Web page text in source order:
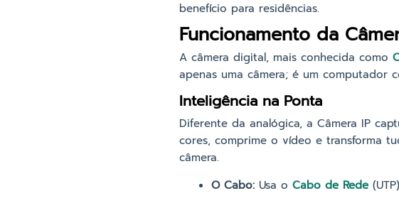
benefício para residências.
Funcionamento da
A câmera digital, mais conhecida como
apenas uma câmera; é um computador
Inteligência na Ponta
Diferente da analógica, a Câmera IP
cores, comprime o vídeo e transforma
câmera.
O Cabo: Usa o Cabo de Rede